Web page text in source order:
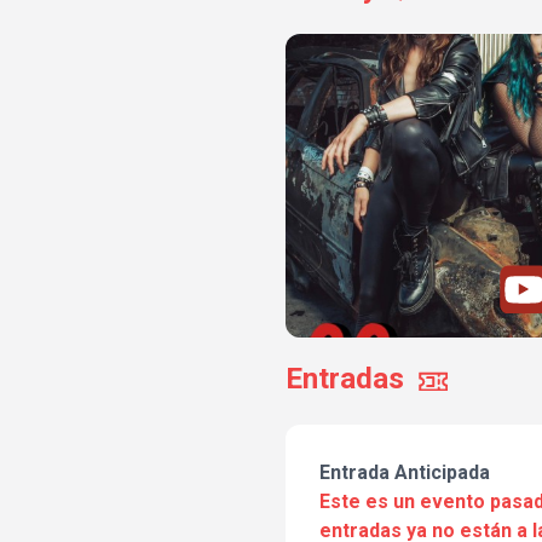
Entradas
Entrada Anticipada
Este es un evento
entradas ya no están a